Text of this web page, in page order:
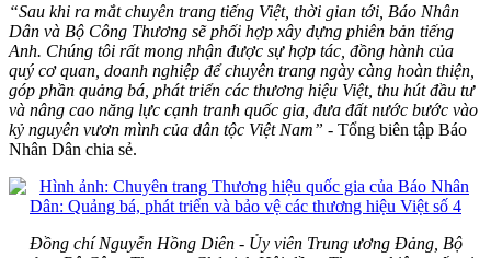
“Sau khi ra mắt chuyên trang tiếng Việt, thời gian tới, Báo Nhân
Dân và Bộ Công Thương sẽ phối hợp xây dựng phiên bản tiếng
Anh. Chúng tôi rất mong nhận được sự hợp tác, đồng hành của
quý cơ quan, doanh nghiệp để chuyên trang ngày càng hoàn thiện,
góp phần quảng bá, phát triển các thương hiệu Việt, thu hút đầu tư
và nâng cao năng lực cạnh tranh quốc gia, đưa đất nước bước vào
kỷ nguyên vươn mình của dân tộc Việt Nam” - Tổng biên tập Báo
Nhân Dân chia sẻ.
Đồng chí Nguyễn Hồng Diên - Ủy viên Trung ương Đảng, Bộ